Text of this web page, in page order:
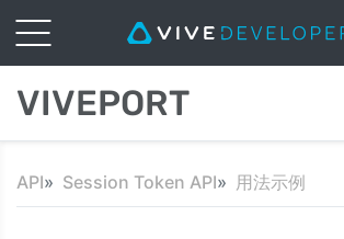
VIVEPORT
API Session Token API 用法示例